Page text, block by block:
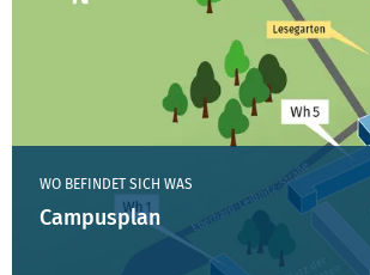
WO BEFINDET SICH WAS
Campusplan